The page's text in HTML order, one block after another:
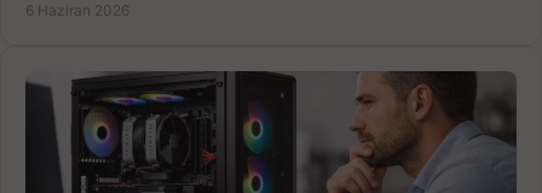
6 Haziran 2026